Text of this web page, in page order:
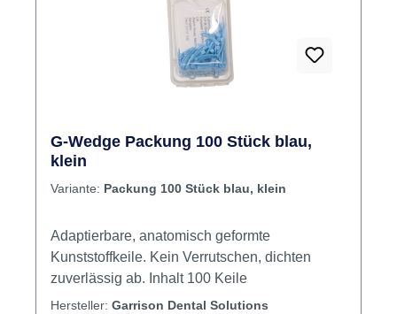
G-Wedge Packung 100 Stück blau,
klein
Variante: Packung 100 Stück blau, klein
Adaptierbare, anatomisch geformte
Kunststoffkeile. Kein Verrutschen, dichten
zuverlässig ab. Inhalt 100 Keile
Hersteller: Garrison Dental Solutions